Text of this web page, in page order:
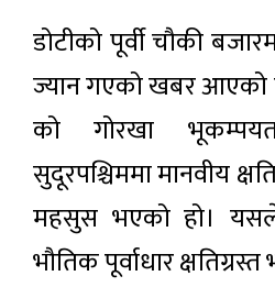
डोटीको पूर्वी चौकी
ज्यान गएको खबर
को गोरखा
सुदूरपश्चिममा मानवीय
महसुस भएको हो।
भौतिक पूर्वाधार